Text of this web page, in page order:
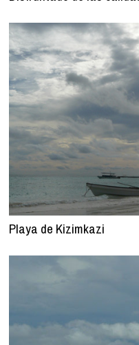
Playa de Kizimkazi